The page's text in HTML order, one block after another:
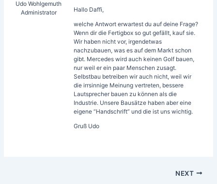
Udo Wohlgemuth
Administrator
Hallo Daffi,
welche Antwort erwartest du auf deine Frage?
Wenn dir die Fertigbox so gut gefällt, kauf sie.
Wir haben nicht vor, irgendetwas
nachzubauen, was es auf dem Markt schon
gibt. Mercedes wird auch keinen Golf bauen,
nur weil er ein paar Menschen zusagt.
Selbstbau betreiben wir auch nicht, weil wir
die irrsinnige Meinung vertreten, bessere
Lautsprecher bauen zu können als die
Industrie. Unsere Bausätze haben aber eine
eigene “Handschrift” und die ist uns wichtig.
Gruß Udo
NEXT